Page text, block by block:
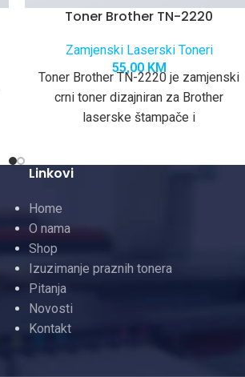
Toner Brother TN-2220
Zamjenski Laserski Toneri
55,00 KM
Toner Brother TN-2220 je zamjenski
crni toner dizajniran za Brother
laserske štampače i
Linkovi
Home
O nama
Shop
Izuzimanje praznih tonera
Pitanja
Novosti
Kontakt